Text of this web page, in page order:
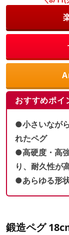
おすすめポイ
●小さいなが
れたペグ
●高硬度・高
り、耐久性が
●あらゆる形
鍛造ペグ